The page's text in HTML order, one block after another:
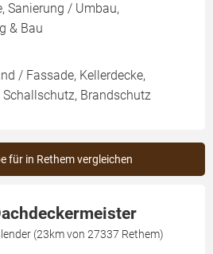
Sanierung / Umbau,
& Bau
/ Fassade, Kellerdecke,
Brandschutz
für in Rethem vergleichen
(23km von 27337 Rethem)